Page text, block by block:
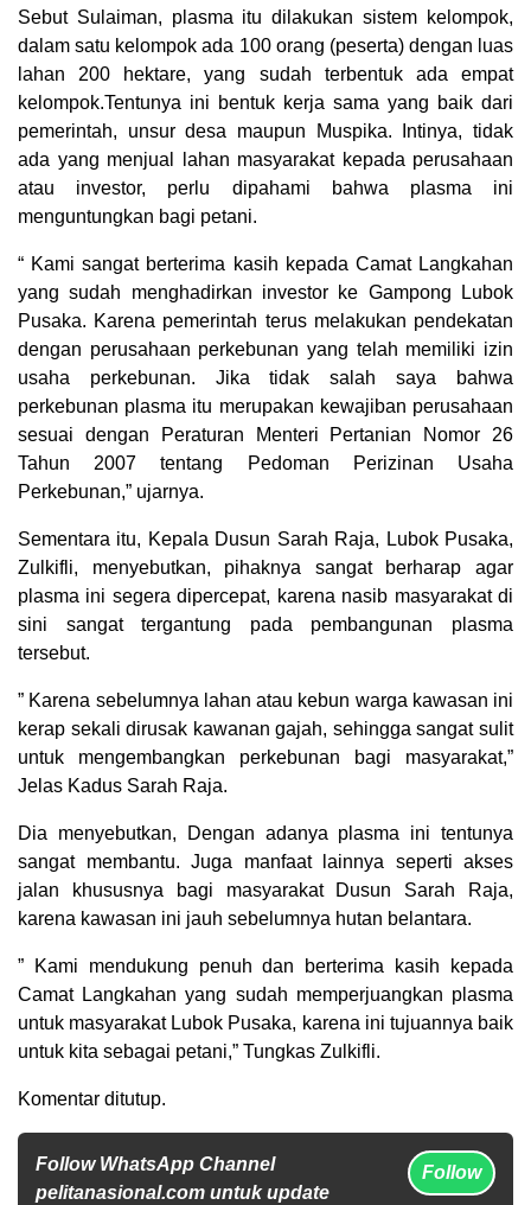
Sebut Sulaiman, plasma itu dilakukan sistem kelompok,
dalam satu kelompok ada 100 orang (peserta) dengan luas
lahan 200 hektare, yang sudah terbentuk ada empat
kelompok.Tentunya ini bentuk kerja sama yang baik dari
pemerintah, unsur desa maupun Muspika. Intinya, tidak
ada yang menjual lahan masyarakat kepada perusahaan
atau investor, perlu dipahami bahwa plasma ini
menguntungkan bagi petani.
“ Kami sangat berterima kasih kepada Camat Langkahan
yang sudah menghadirkan investor ke Gampong Lubok
Pusaka. Karena pemerintah terus melakukan pendekatan
dengan perusahaan perkebunan yang telah memiliki izin
usaha perkebunan. Jika tidak salah saya bahwa
perkebunan plasma itu merupakan kewajiban perusahaan
sesuai dengan Peraturan Menteri Pertanian Nomor 26
Tahun 2007 tentang Pedoman Perizinan Usaha
Perkebunan,” ujarnya.
Sementara itu, Kepala Dusun Sarah Raja, Lubok Pusaka,
Zulkifli, menyebutkan, pihaknya sangat berharap agar
plasma ini segera dipercepat, karena nasib masyarakat di
sini sangat tergantung pada pembangunan plasma
tersebut.
” Karena sebelumnya lahan atau kebun warga kawasan ini
kerap sekali dirusak kawanan gajah, sehingga sangat sulit
untuk mengembangkan perkebunan bagi masyarakat,”
Jelas Kadus Sarah Raja.
Dia menyebutkan, Dengan adanya plasma ini tentunya
sangat membantu. Juga manfaat lainnya seperti akses
jalan khususnya bagi masyarakat Dusun Sarah Raja,
karena kawasan ini jauh sebelumnya hutan belantara.
” Kami mendukung penuh dan berterima kasih kepada
Camat Langkahan yang sudah memperjuangkan plasma
untuk masyarakat Lubok Pusaka, karena ini tujuannya baik
untuk kita sebagai petani,” Tungkas Zulkifli.
Komentar ditutup.
Follow WhatsApp Channel
pelitanasional.com untuk update
Follow